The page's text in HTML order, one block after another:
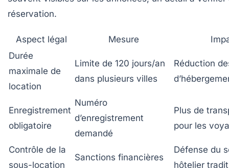
réservation.
Aspect légal Mesure
Durée
maximale de
location
Limite de 120 jours/an
dans plusieurs villes
Réduction
Enregistrement
obligatoire
Numéro
d’enregistrement
demandé
Plus de
pour les
Contrôle de la
sous-location
Sanctions financières
Défense du
hôtelier